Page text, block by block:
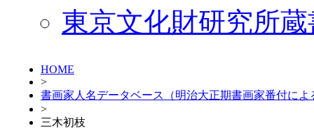
東京文化財研究所
HOME
>
書画家人名データベース（明治大正期書画家番付によ
>
三木初枝